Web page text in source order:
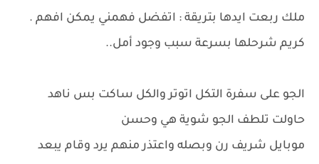
ملك ربعت ايدها بتريقة : اتفضل فهمني يمكن افهم .
كريم شرحلها بسرعة سبب وجود أمل..
الجو على سفرة التكل اتوتر والكل ساكت بس ناهد
حاولت تلطف الجو شوية هي وحسن
موبايل شريف رن وبصله واعتذر منهم يرد وقام يبعد